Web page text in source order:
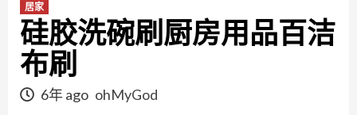
居家
硅胶洗碗刷厨房用品百洁
布刷
6年 ago ohMyGod